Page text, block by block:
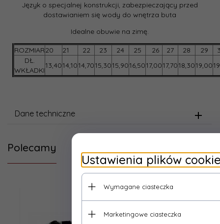
Język o specjalnej konstrukcji, zabezpieczający przed
dostawianiem się wody do wnętrza buta
Idealne obuwie na zimę.
ROZMIAR20 21 22 23 24 25 26 27 28 29
DŁ.
WKŁADKI
13,4014,1014,7015,3015,9016,5017,0017,7018,3019,00
Dane techniczne
Polecamy
Ustawienia plików
Wymagane ciasteczka
Marketingowe ciasteczka